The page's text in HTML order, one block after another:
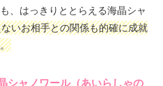
、はっきりととらえる海晶シャ
いお相手との関係も的確に成就
シャノワール（あいらしゃの